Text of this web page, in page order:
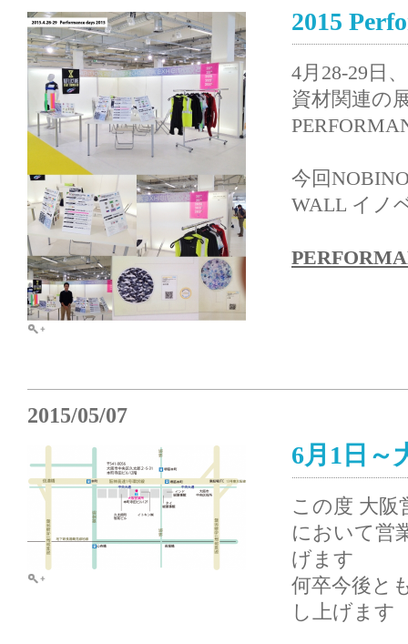
2015
4月28-29日
資材関連の
今回
WALL イノ
2015/05/07
6月1日～
この度 大阪
において営
げます
何卒今後と
し上げます